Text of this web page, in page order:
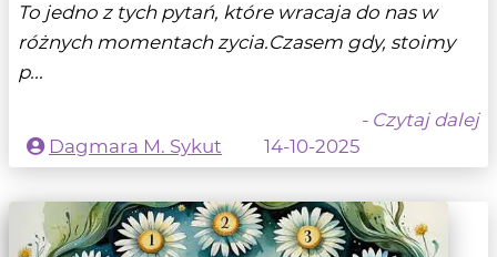
To jedno z tych pytań, które wracaja do nas w
różnych momentach zycia.Czasem gdy, stoimy
p...
- Czytaj dalej
Dagmara M. Sykut
14-10-2025